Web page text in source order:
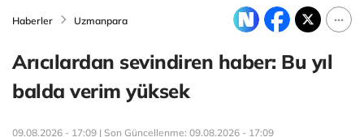
Haberler Uzmanpara
Arıcılardan sevindiren haber: Bu yıl
balda verim yüksek
09.08.2026 - 17:09 | Son Güncellenme: 09.08.2026 - 17:09